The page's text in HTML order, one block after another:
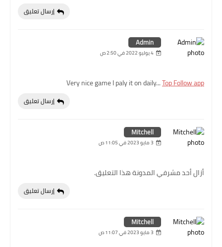
إرسال تعليق
Admin
4 يوليو 2022 في 2:50 ص
Very nice game I paly it on daily...Top Follow app
إرسال تعليق
Mitchell
3 مايو 2023 في 11:05 ص
أزال أحد مشرفي المدونة هذا التعليق.
إرسال تعليق
Mitchell
3 مايو 2023 في 11:07 ص